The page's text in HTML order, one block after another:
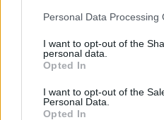
Personal Data Processing
I want to opt-out of the
personal data.
Opted In
I want to opt-out of the
Personal Data.
Opted In
Τα παιδιά ανακαλύπτουν το
ένα νέο παιχνίδι
Διαδραστική εκπαιδευτική
στο Μουσείο του Σιγρίου, με
κάρτα ελεύθερης εισόδου
νικητή